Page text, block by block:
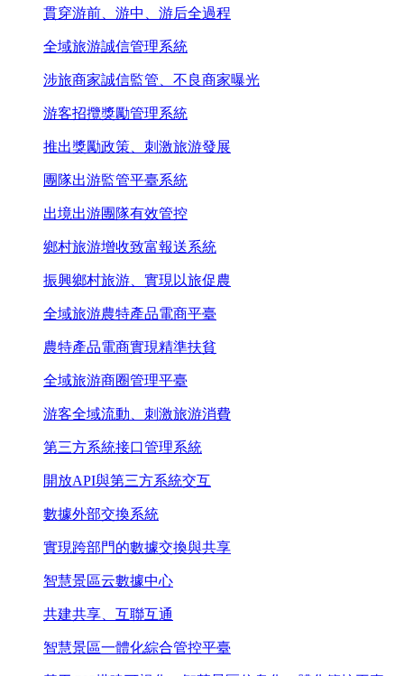
貫穿游前、游中、游后全過程
全域旅游誠信管理系統
涉旅商家誠信監管、不良商家曝光
游客招攬獎勵管理系統
推出獎勵政策、刺激旅游發展
團隊出游監管平臺系統
出境出游團隊有效管控
鄉村旅游增收致富報送系統
振興鄉村旅游、實現以旅促農
全域旅游農特產品電商平臺
農特產品電商實現精準扶貧
全域旅游商圈管理平臺
游客全域流動、刺激旅游消費
第三方系統接口管理系統
開放API與第三方系統交互
數據外部交換系統
實現跨部門的數據交換與共享
智慧景區云數據中心
共建共享、互聯互通
智慧景區一體化綜合管控平臺